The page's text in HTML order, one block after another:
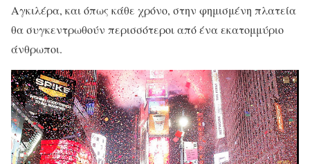
Αγκιλέρα, και όπως κάθε χρόνο, στην φημισμένη πλατεία
θα συγκεντρωθούν περισσότεροι από ένα εκατομμύριο
άνθρωποι.